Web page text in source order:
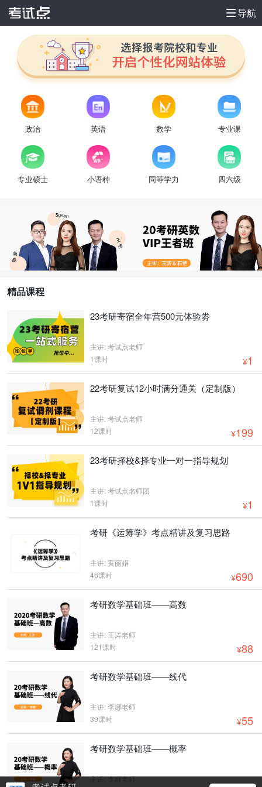
导航
政治 英语 数学 专业课
专业硕士 小语种 同等学力 四六级
精品课程
23考研寄宿全年营500元体验劵
主讲: 考试点老师
¥1
1课时
22考研复试12小时满分通关（定制版）
主讲: 考试点老师
¥199
12课时
23考研择校&择专业一对一指导规划
主讲: 考试点名师团
¥1
1课时
考研《运筹学》考点精讲及复习思路
主讲: 黄丽娟
¥690
46课时
考研数学基础班——高数
主讲: 王涛老师
¥88
121课时
考研数学基础班——线代
主讲: 李娜老师
¥55
39课时
考研数学基础班——概率
主讲: 李娜老师